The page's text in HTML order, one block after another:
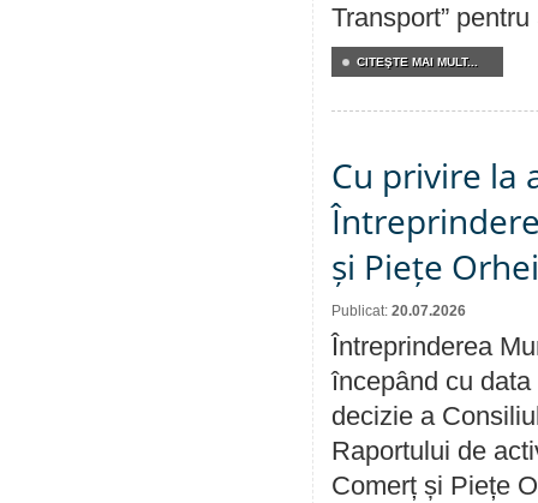
Transport” pentru
CITEŞTE MAI MULT...
Cu privire la
și Piețe
Publicat: 20.07.2026
Întreprinderea
începând cu
decizie a
Raportului de
Comerț și Piețe